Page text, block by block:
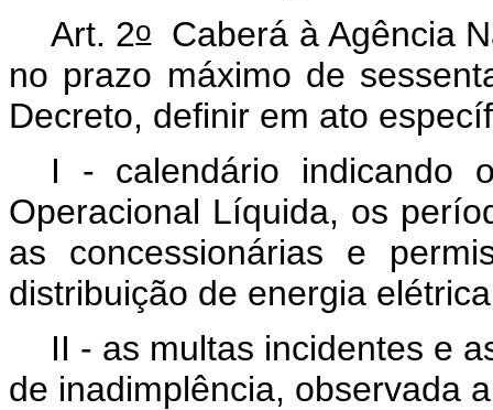
Art. 2oCaberá à Agência
no prazo máximo de
Decreto, definir em ato
I - calendário indicando
Operacional Líquida, os
as concessionárias e
distribuição de energia
II - as multas incidentes e
de inadimplência, observada